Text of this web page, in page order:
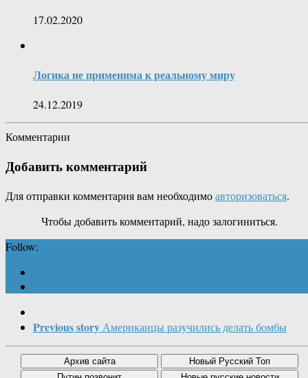
17.02.2020
Логика не применима к реальному миру
24.12.2019
Комментарии
Добавить комментарий
Для отправки комментария вам необходимоавторизоваться.
Чтобы добавить комментарий, надо залогиниться.
Follow:
Previous story Американцы разучились делать бомбы